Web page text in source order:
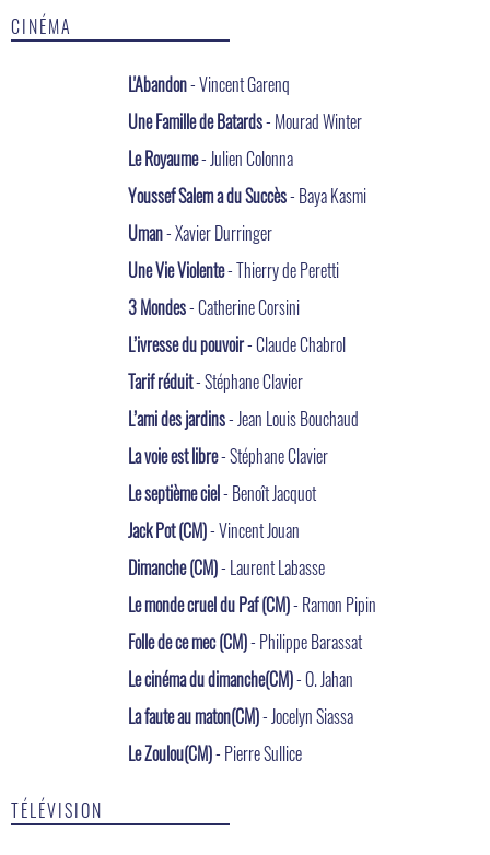
CINÉMA
L'Abandon- Vincent Garenq
Une Famille de Batards- Mourad Winter
Le Royaume- Julien Colonna
Youssef Salem a du Succès- Baya Kasmi
Uman- Xavier Durringer
Une Vie Violente- Thierry de Peretti
3 Mondes- Catherine Corsini
L’ivresse du pouvoir- Claude Chabrol
Tarif réduit- Stéphane Clavier
L’ami des jardins- Jean Louis Bouchaud
La voie est libre- Stéphane Clavier
Le septième ciel- Benoît Jacquot
Jack Pot (CM)- Vincent Jouan
Dimanche (CM)- Laurent Labasse
Le monde cruel du Paf (CM)- Ramon Pipin
Folle de ce mec (CM)- Philippe Barassat
Le cinéma du dimanche(CM)- O. Jahan
La faute au maton(CM)- Jocelyn Siassa
Le Zoulou(CM)- Pierre Sullice
TÉLÉVISION